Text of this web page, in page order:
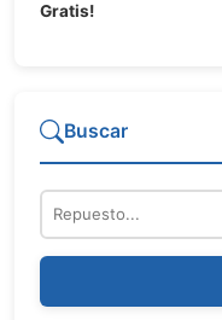
Gratis!
Buscar
Repuesto